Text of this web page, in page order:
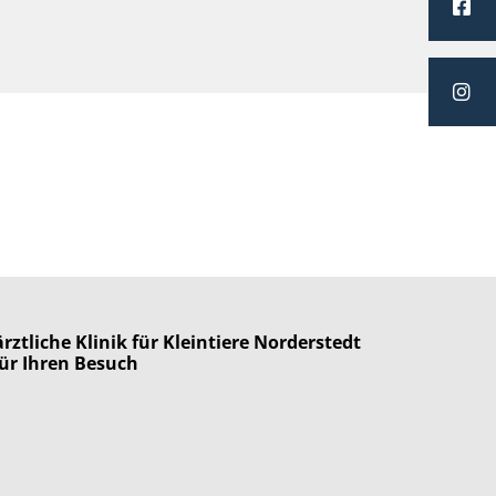
Klinik für Kleintiere Norderstedt
Ihren Besuch